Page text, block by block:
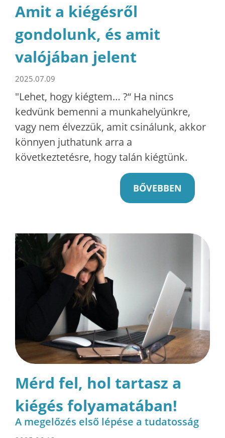
Amit a kiégésről
gondolunk, és amit
valójában jelent
2025.07.09
"Lehet, hogy kiégtem… ?“ Ha nincs
kedvünk bemenni a munkahelyünkre,
vagy nem élvezzük, amit csinálunk, akkor
könnyen juthatunk arra a
következtetésre, hogy talán kiégtünk.
BŐVEBBEN
Mérd fel, hol tartasz a
kiégés folyamatában!
A megelőzés első lépése a tudatosság